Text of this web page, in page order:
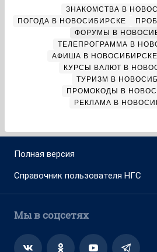
ЗНАКОМСТВА В
ПОГОДА В НОВОСИБИРСКЕ
ФОРУМЫ В
ТЕЛЕПРОГРАММА В
АФИША В НОВОСИБИРСКЕ
КУРСЫ ВАЛЮТ В
ТУРИЗМ В
ПРОМОКОДЫ В
РЕКЛАМА В
Полная версия
Справочник пользователя НГС
Мы в соцсетях